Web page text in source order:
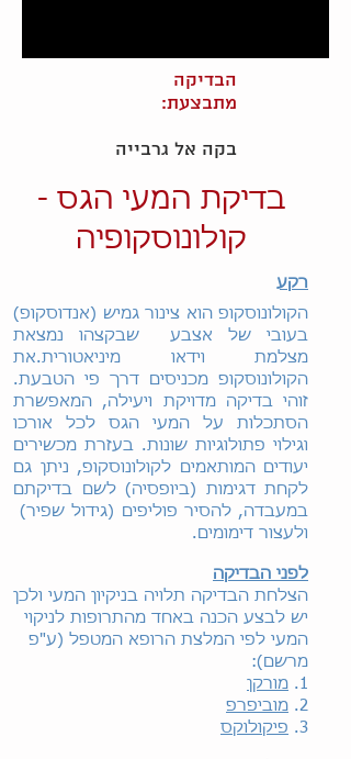
הבדיקה
מתבצעת:
בקה אל גרבייה
בדיקת המעי הגס -
קולונוסקופיה
רקע
הקולונוסקופ הוא צינור גמיש (אנדוסקופ)
בעובי של אצבע שבקצהו נמצאת
מצלמת וידאו מיניאטורית.את
הקולונוסקופ מכניסים דרך פי הטבעת.
זוהי בדיקה מדויקת ויעילה, המאפשרת
הסתכלות על המעי הגס לכל אורכו
וגילוי פתולוגיות שונות. בעזרת מכשירים
יעודים המותאמים לקולונוסקופ, ניתן גם
לקחת דגימות (ביופסיה) לשם בדיקתם
במעבדה, להסיר פוליפים (גידול שפיר)
ולעצור דימומים.
לפני הבדיקה
הצלחת הבדיקה תלויה בניקיון המעי ולכן
יש לבצע הכנה באחד מהתרופות לניקוי
המעי לפי המלצת הרופא המטפל (ע"פ
מרשם):
1.
מורקן
2.
מוביפרפ
3.
פיקולוקס